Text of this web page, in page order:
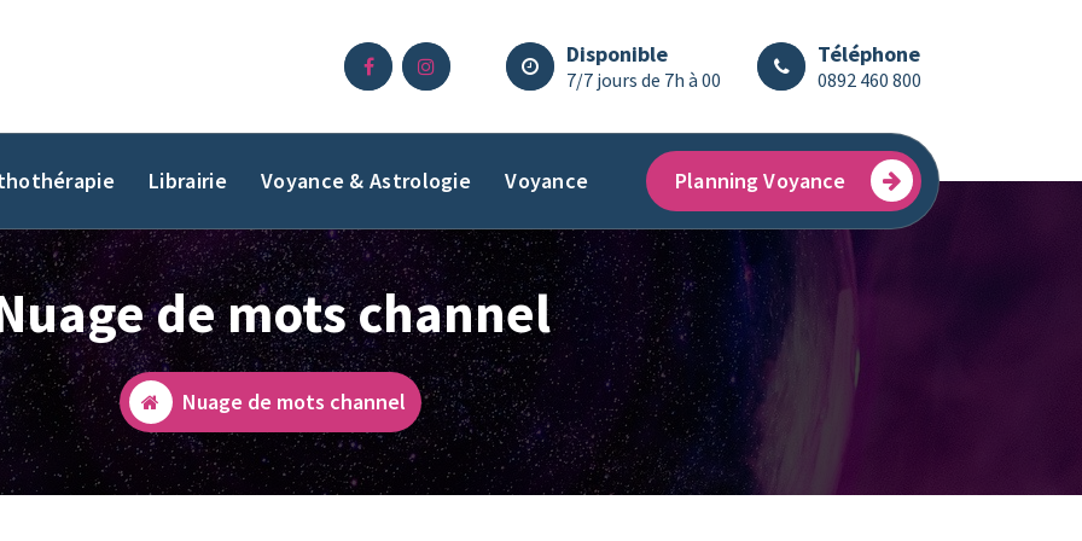
Disponible
7/7 jours de 7h à 00
Téléphone
0892 460 800
Librairie Voyance & Astrologie Voyance Planning Voyance
de mots channel
Nuage de mots channel